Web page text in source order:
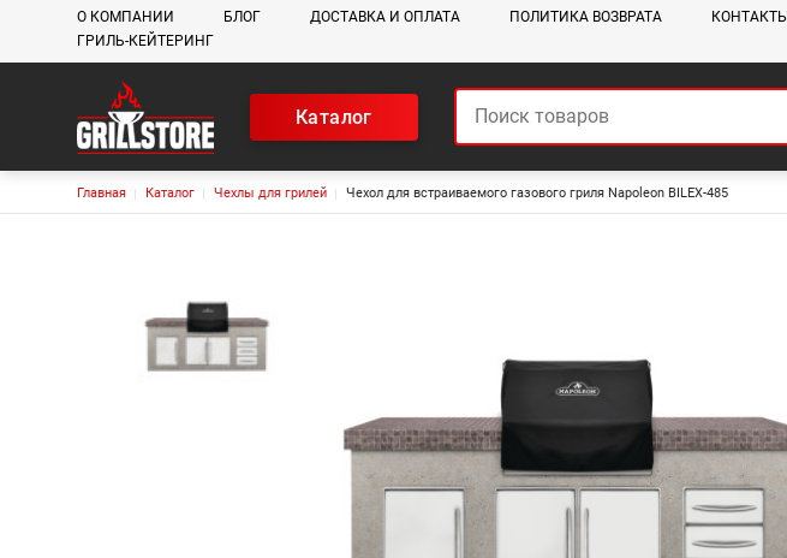
Основная навигация
О КОМПАНИИ БЛОГ ДОСТАВКА И ОПЛАТА ПОЛИТИКА ВОЗВРАТА КОНТАКТЫ
ГРИЛЬ-КЕЙТЕРИНГ
Каталог
Строка навигации
Главная Каталог Чехлы для грилей Чехол для встраиваемого газового гриля Napoleon BILEX-485